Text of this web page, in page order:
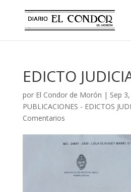
EDICTO
por El Condor de Morón | Sep
PUBLICACIONES - EDICTOS
Comentarios